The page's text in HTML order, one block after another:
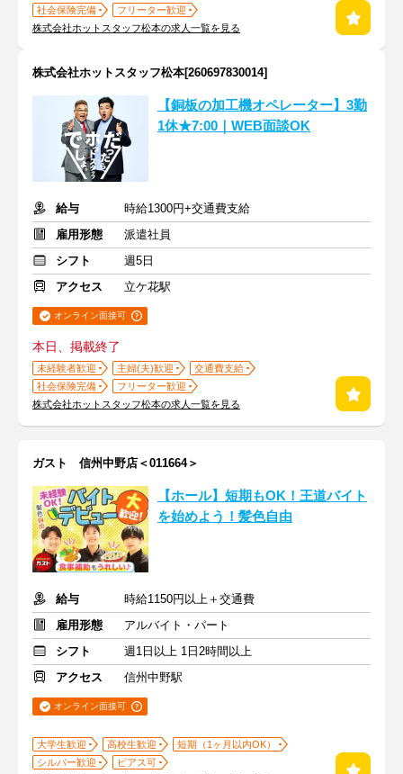
社会保険完備
フリーター歓迎
株式会社ホットスタッフ松本の求人一覧を見る
株式会社ホットスタッフ松本[260697830014]
【銅板の加工機オペレーター】3勤
1休★7:00｜WEB面談OK
給与
時給1300円+交通費支給
雇用形態
派遣社員
シフト
週5日
アクセス
立ケ花駅
オンライン面接可
本日、掲載終了
未経験者歓迎 主婦(夫)歓迎
交通費支給
社会保険完備
フリーター歓迎
株式会社ホットスタッフ松本の求人一覧を見る
ガスト 信州中野店＜011664＞
【ホール】短期もOK！王道バイト
を始めよう！髪色自由
給与
時給1150円以上＋交通費
雇用形態
アルバイト・パート
シフト
週1日以上 1日2時間以上
アクセス
信州中野駅
オンライン面接可
大学生歓迎 高校生歓迎
短期（1ヶ月以内OK）
シルバー歓迎
ピアス可